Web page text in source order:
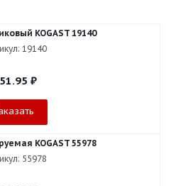
KOGAST 19140
19140
₽
KOGAST 55978
55978